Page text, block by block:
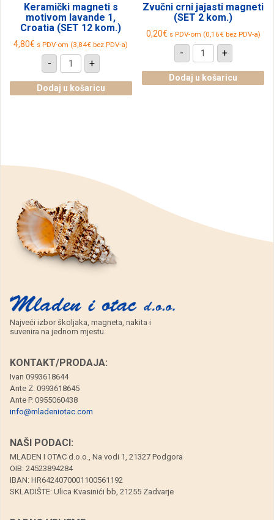
Keramički magneti s
motivom lavande 1,
Croatia (SET 12 kom.)
4,80€ s PDV-om (3,84€ bez PDV-a)
-
Keramički
magneti
motivom
lavande
+
Dodaj u košaricu
Zvučni crni jajasti magneti
(SET 2 kom.)
0,20€ s PDV-om (0,16€bez PDV-a)
-
Zvučni
crni
magneti
(SET
+
Dodaj u košaricu
Najveći izbor školjaka, magneta, nakita i
suvenira na jednom mjestu.
KONTAKT/PRODAJA:
Ivan 0993618644
Ante Z. 0993618645
Ante P. 0955060438
info@mladeniotac.com
NAŠI PODACI:
MLADEN I OTAC d.o.o., Na vodi 1, 21327 Podgora
OIB: 24523894284
IBAN: HR6424070001100561192
SKLADIŠTE: Ulica Kvasinići bb, 21255 Zadvarje